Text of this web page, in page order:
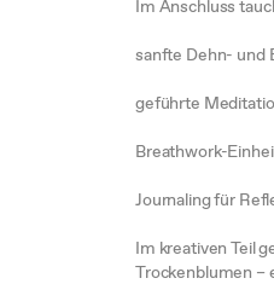
Im Anschluss
sanfte Dehn- und
geführte
Breathwork-
Journaling für
Im kreativen Teil
Trockenblumen –